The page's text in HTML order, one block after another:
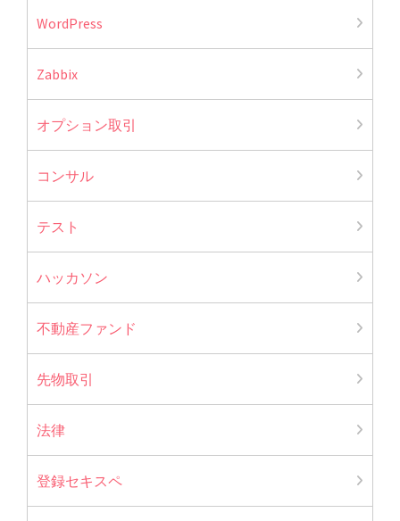
WordPress
Zabbix
オプション取引
コンサル
テスト
ハッカソン
不動産ファンド
先物取引
法律
登録セキスペ